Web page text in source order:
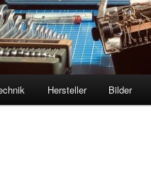
Hersteller Bilder